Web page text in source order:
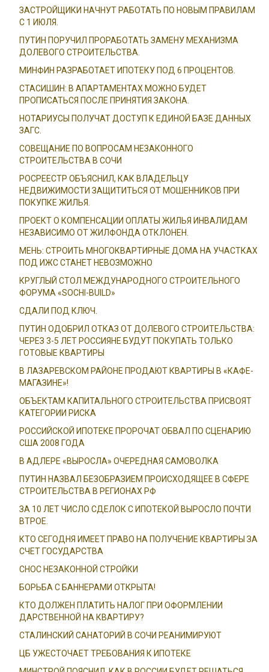
ЗАСТРОЙЩИКИ НАЧНУТ РАБОТАТЬ ПО НОВЫМ ПРАВИЛАМ
С 1 ИЮЛЯ.
ПУТИН ПОРУЧИЛ ПРОРАБОТАТЬ ЗАМЕНУ МЕХАНИЗМА
ДОЛЕВОГО СТРОИТЕЛЬСТВА.
МИНФИН РАЗРАБОТАЕТ ИПОТЕКУ ПОД 6 ПРОЦЕНТОВ.
СТАСИШИН: В АПАРТАМЕНТАХ МОЖНО БУДЕТ
ПРОПИСАТЬСЯ ПОСЛЕ ПРИНЯТИЯ ЗАКОНА.
НОТАРИУСЫ ПОЛУЧАТ ДОСТУП К ЕДИНОЙ БАЗЕ ДАННЫХ
ЗАГС.
СОВЕЩАНИЕ ПО ВОПРОСАМ НЕЗАКОННОГО
СТРОИТЕЛЬСТВА В СОЧИ
РОСРЕЕСТР ОБЪЯСНИЛ, КАК ВЛАДЕЛЬЦУ
НЕДВИЖИМОСТИ ЗАЩИТИТЬСЯ ОТ МОШЕННИКОВ ПРИ
ПОКУПКЕ ЖИЛЬЯ.
ПРОЕКТ О КОМПЕНСАЦИИ ОПЛАТЫ ЖИЛЬЯ ИНВАЛИДАМ
НЕЗАВИСИМО ОТ ЖИЛФОНДА ОТКЛОНЕН.
МЕНЬ: СТРОИТЬ МНОГОКВАРТИРНЫЕ ДОМА НА УЧАСТКАХ
ПОД ИЖС СТАНЕТ НЕВОЗМОЖНО
КРУГЛЫЙ СТОЛ МЕЖДУНАРОДНОГО СТРОИТЕЛЬНОГО
ФОРУМА «SOCHI-BUILD»
СДАЛИ ПОД КЛЮЧ.
ПУТИН ОДОБРИЛ ОТКАЗ ОТ ДОЛЕВОГО СТРОИТЕЛЬСТВА:
ЧЕРЕЗ 3-5 ЛЕТ РОССИЯНЕ БУДУТ ПОКУПАТЬ ТОЛЬКО
ГОТОВЫЕ КВАРТИРЫ
В ЛАЗАРЕВСКОМ РАЙОНЕ ПРОДАЮТ КВАРТИРЫ В «КАФЕ-
МАГАЗИНЕ»!
ОБЪЕКТАМ КАПИТАЛЬНОГО СТРОИТЕЛЬСТВА ПРИСВОЯТ
КАТЕГОРИИ РИСКА
РОССИЙСКОЙ ИПОТЕКЕ ПРОРОЧАТ ОБВАЛ ПО СЦЕНАРИЮ
США 2008 ГОДА
В АДЛЕРЕ «ВЫРОСЛА» ОЧЕРЕДНАЯ САМОВОЛКА
ПУТИН НАЗВАЛ БЕЗОБРАЗИЕМ ПРОИСХОДЯЩЕЕ В СФЕРЕ
СТРОИТЕЛЬСТВА В РЕГИОНАХ РФ
ЗА 10 ЛЕТ ЧИСЛО СДЕЛОК С ИПОТЕКОЙ ВЫРОСЛО ПОЧТИ
ВТРОЕ.
КТО СЕГОДНЯ ИМЕЕТ ПРАВО НА ПОЛУЧЕНИЕ КВАРТИРЫ ЗА
СЧЕТ ГОСУДАРСТВА
СНОС НЕЗАКОННОЙ СТРОЙКИ
БОРЬБА С БАННЕРАМИ ОТКРЫТА!
КТО ДОЛЖЕН ПЛАТИТЬ НАЛОГ ПРИ ОФОРМЛЕНИИ
ДАРСТВЕННОЙ НА КВАРТИРУ?
СТАЛИНСКИЙ САНАТОРИЙ В СОЧИ РЕАНИМИРУЮТ
ЦБ УЖЕСТОЧАЕТ ТРЕБОВАНИЯ К ИПОТЕКЕ